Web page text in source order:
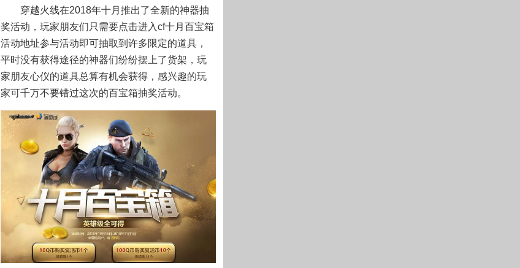
穿越火线在2018年十月推出了全新的神器抽
奖活动，玩家朋友们只需要点击进入cf十月百宝箱
活动地址参与活动即可抽取到许多限定的道具，
平时没有获得途径的神器们纷纷摆上了货架，玩
家朋友心仪的道具总算有机会获得，感兴趣的玩
家可千万不要错过这次的百宝箱抽奖活动。